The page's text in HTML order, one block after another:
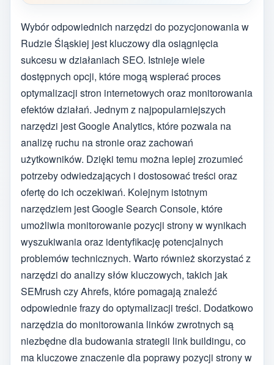
Wybór odpowiednich narzędzi do pozycjonowania w
Rudzie Śląskiej jest kluczowy dla osiągnięcia
sukcesu w działaniach SEO. Istnieje wiele
dostępnych opcji, które mogą wspierać proces
optymalizacji stron internetowych oraz monitorowania
efektów działań. Jednym z najpopularniejszych
narzędzi jest Google Analytics, które pozwala na
analizę ruchu na stronie oraz zachowań
użytkowników. Dzięki temu można lepiej zrozumieć
potrzeby odwiedzających i dostosować treści oraz
ofertę do ich oczekiwań. Kolejnym istotnym
narzędziem jest Google Search Console, które
umożliwia monitorowanie pozycji strony w wynikach
wyszukiwania oraz identyfikację potencjalnych
problemów technicznych. Warto również skorzystać z
narzędzi do analizy słów kluczowych, takich jak
SEMrush czy Ahrefs, które pomagają znaleźć
odpowiednie frazy do optymalizacji treści. Dodatkowo
narzędzia do monitorowania linków zwrotnych są
niezbędne dla budowania strategii link buildingu, co
ma kluczowe znaczenie dla poprawy pozycji strony w